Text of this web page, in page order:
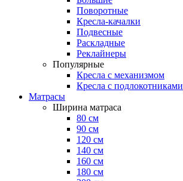
Поворотные
Кресла-качалки
Подвесные
Раскладные
Реклайнеры
Популярные
Кресла с механизмом
Кресла с подлокотниками
Матрасы
Ширина матраса
80 см
90 см
120 см
140 см
160 см
180 см